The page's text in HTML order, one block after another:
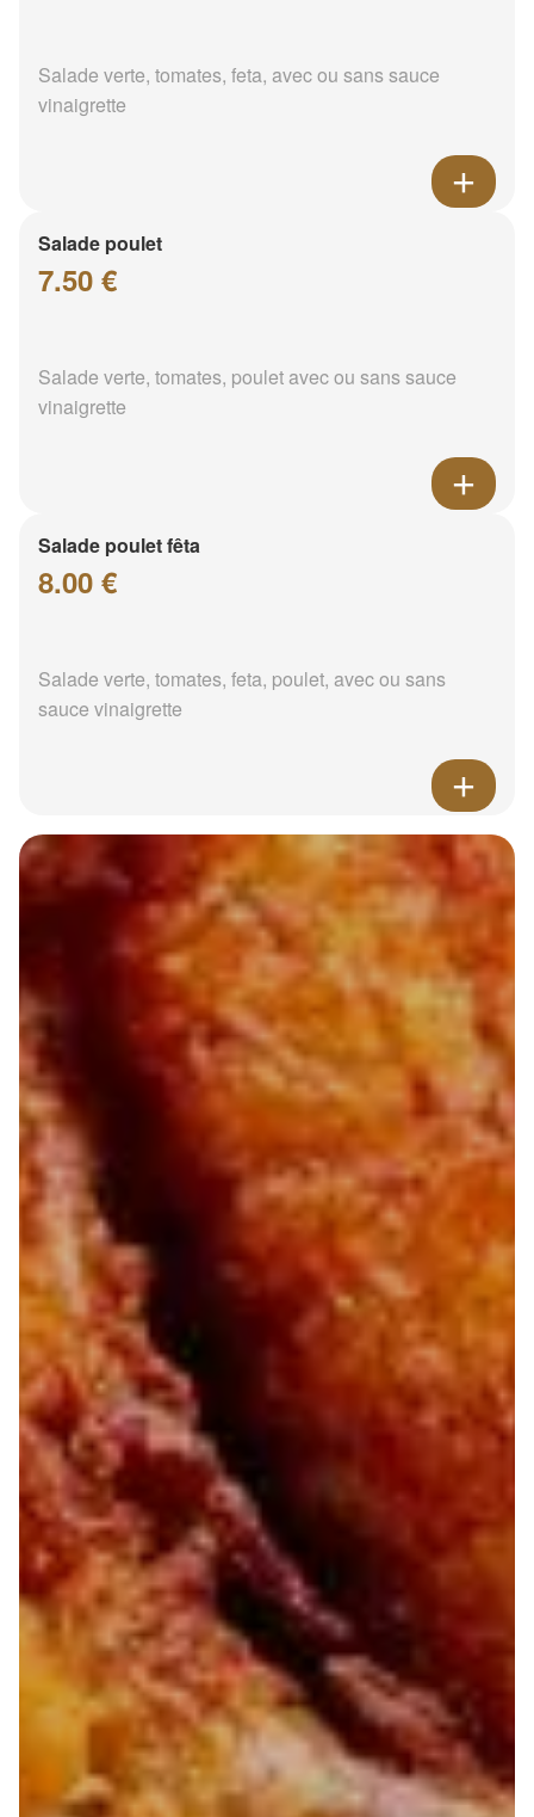
Salade verte, tomates, feta, avec ou sans sauce
vinaigrette
Salade poulet
7.50 €
Salade verte, tomates, poulet avec ou sans sauce
vinaigrette
Salade poulet fêta
8.00 €
Salade verte, tomates, feta, poulet, avec ou sans
sauce vinaigrette